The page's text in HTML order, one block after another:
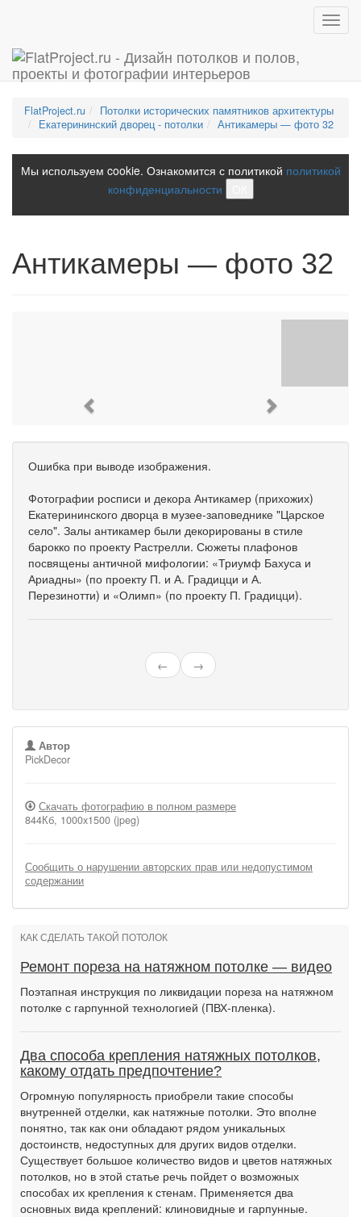
FlatProject.ru
Потолки исторических памятников архитектуры
Екатерининский дворец - потолки
Антикамеры — фото 32
Мы используем cookie. Ознакомится с политикой политикой
конфиденциальности
Антикамеры — фото 32
Ошибка при выводе изображения.
Фотографии росписи и декора Антикамер (прихожих)
Екатерининского дворца в музее-заповеднике "Царское
село". Залы антикамер были декорированы в стиле
барокко по проекту Растрелли. Сюжеты плафонов
посвящены античной мифологии: «Триумф Бахуса и
Ариадны» (по проекту П. и А. Градицци и А.
Перезинотти) и «Олимп» (по проекту П. Градицци).
← →
Автор
PickDecor
Скачать фотографию в полном размере
844Кб, 1000x1500 (jpeg)
Сообщить о нарушении авторских прав или недопустимом
содержании
КАК СДЕЛАТЬ ТАКОЙ ПОТОЛОК
Ремонт пореза на натяжном потолке — видео
Поэтапная инструкция по ликвидации пореза на натяжном
потолке с гарпунной технологией (ПВХ-пленка).
Два способа крепления натяжных потолков,
какому отдать предпочтение?
Огромную популярность приобрели такие способы
внутренней отделки, как натяжные потолки. Это вполне
понятно, так как они обладают рядом уникальных
достоинств, недоступных для других видов отделки.
Существует большое количество видов и цветов натяжных
потолков, но в этой статье речь пойдет о возможных
способах их крепления к стенам. Применяется два
основных вида креплений: клиновидные и гарпунные.